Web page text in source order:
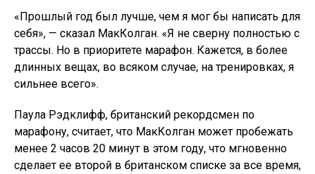
«Прошлый год был лучше, чем я мог бы написать для
себя», — сказал МакКолган. «Я не сверну полностью с
трассы. Но в приоритете марафон. Кажется, в более
длинных вещах, во всяком случае, на тренировках, я
сильнее всего».
Паула Рэдклифф, британский рекордсмен по
марафону, считает, что МакКолган может пробежать
менее 2 часов 20 минут в этом году, что мгновенно
сделает ее второй в британском списке за все время,